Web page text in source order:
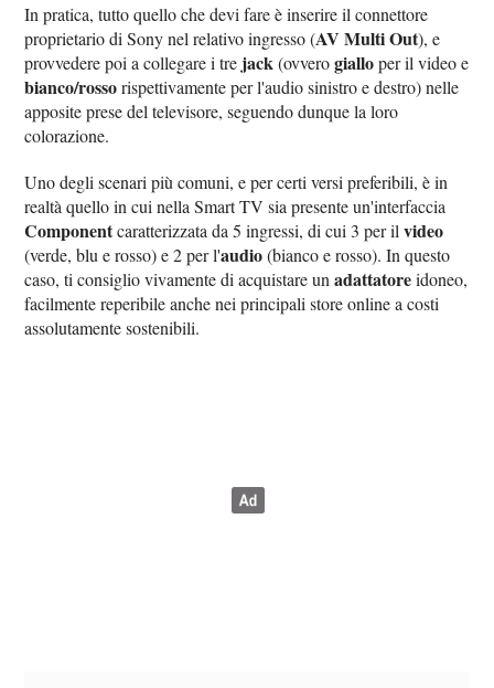
In pratica, tutto quello che devi fare è inserire il connettore
proprietario di Sony nel relativo ingresso (AV Multi Out), e
provvedere poi a collegare i tre jack(ovverogialloper il video e
bianco/rossorispettivamente per l'audio sinistro e destro) nelle
apposite prese del televisore, seguendo dunque la loro
colorazione.
Uno degli scenari più comuni, e per certi versi preferibili, è in
realtà quello in cui nella Smart TV sia presente un'interfaccia
Componentcaratterizzata da 5 ingressi, di cui 3 per ilvideo
(verde, blu e rosso) e 2 per l'audio(bianco e rosso). In questo
caso, ti consiglio vivamente di acquistare unadattatoreidoneo,
facilmente reperibile anche nei principali store online a costi
assolutamente sostenibili.